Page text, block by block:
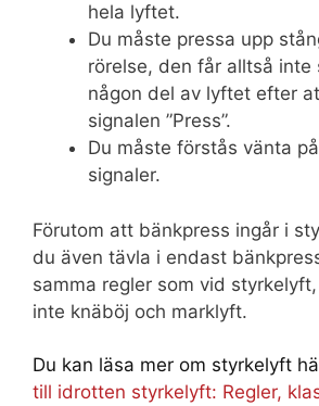
hela lyftet.
Du måste pressa upp
rörelse, den får alltså inte
någon del av lyftet efter
signalen ”Press”.
Du måste förstås vänta
signaler.
Förutom att bänkpress ingår i
du även tävla i endast
samma regler som vid
inte knäböj och marklyft.
Du kan läsa mer om styrkelyft
till idrotten styrkelyft: Regler,